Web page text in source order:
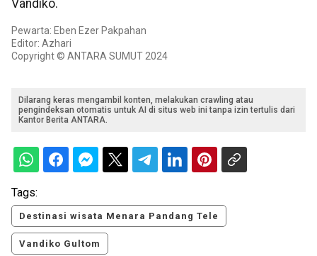
Vandiko.
Pewarta: Eben Ezer Pakpahan
Editor: Azhari
Copyright © ANTARA SUMUT 2024
Dilarang keras mengambil konten, melakukan crawling atau
pengindeksan otomatis untuk AI di situs web ini tanpa izin tertulis dari
Kantor Berita ANTARA.
Tags:
Destinasi wisata Menara Pandang Tele
Vandiko Gultom